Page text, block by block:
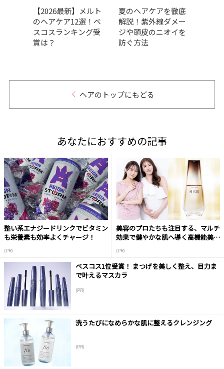
【2026最新】メルト
のヘアケア12選！ベ
スコスランキング受
賞は？
夏のヘアケアを徹底
解説！紫外線ダメー
ジや頭皮のニオイを
防ぐ方法
ヘアのトップにもどる
あなたにおすすめの記事
整い系エナジードリンクでビタミン
も栄養素も効率よくチャージ！
(PR)
美容のプロたちも注目する、マルチ
効果で健やかな肌へ導く高機能美容
(PR)
ベスコス1位受賞！ まつげを美しく整え、目力ま
で叶えるマスカラ
(PR)
洗うたびになめらかな肌に整えるクレンジング
(PR)